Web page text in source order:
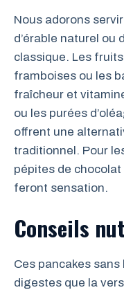
Nous adorons
d’érable naturel ou
classique. Les
framboises ou les
fraîcheur et
ou les purées
offrent une
traditionnel. Pour
pépites de
feront sensation.
Conseils
Ces pancakes
digestes que la